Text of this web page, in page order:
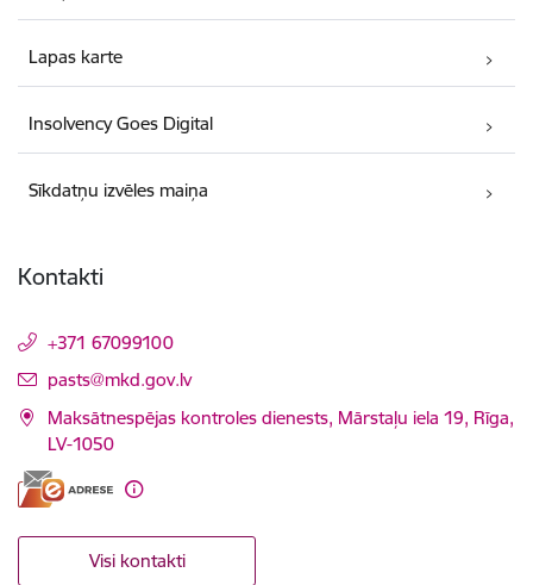
Lapas karte
Insolvency Goes Digital
Sīkdatņu izvēles maiņa
Kontakti
+371 67099100
E-pasts:
pasts@mkd.gov.lv
Maksātnespējas kontroles dienests, Mārstaļu iela 19, Rīga,
LV-1050
Visi kontakti